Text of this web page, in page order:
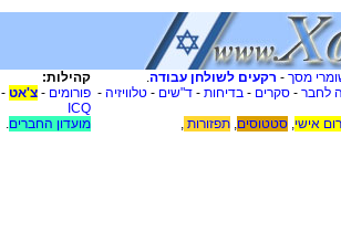
מסך - רקעים לשולחן עבודה.
לחבר - סקרים - בדיחות - ד"שים - טלוויזיה -
אישי, סטטוסים, תפזורות ,
קהילות:
פורומים - צ'אט -
ICQ
מועדון החברים.